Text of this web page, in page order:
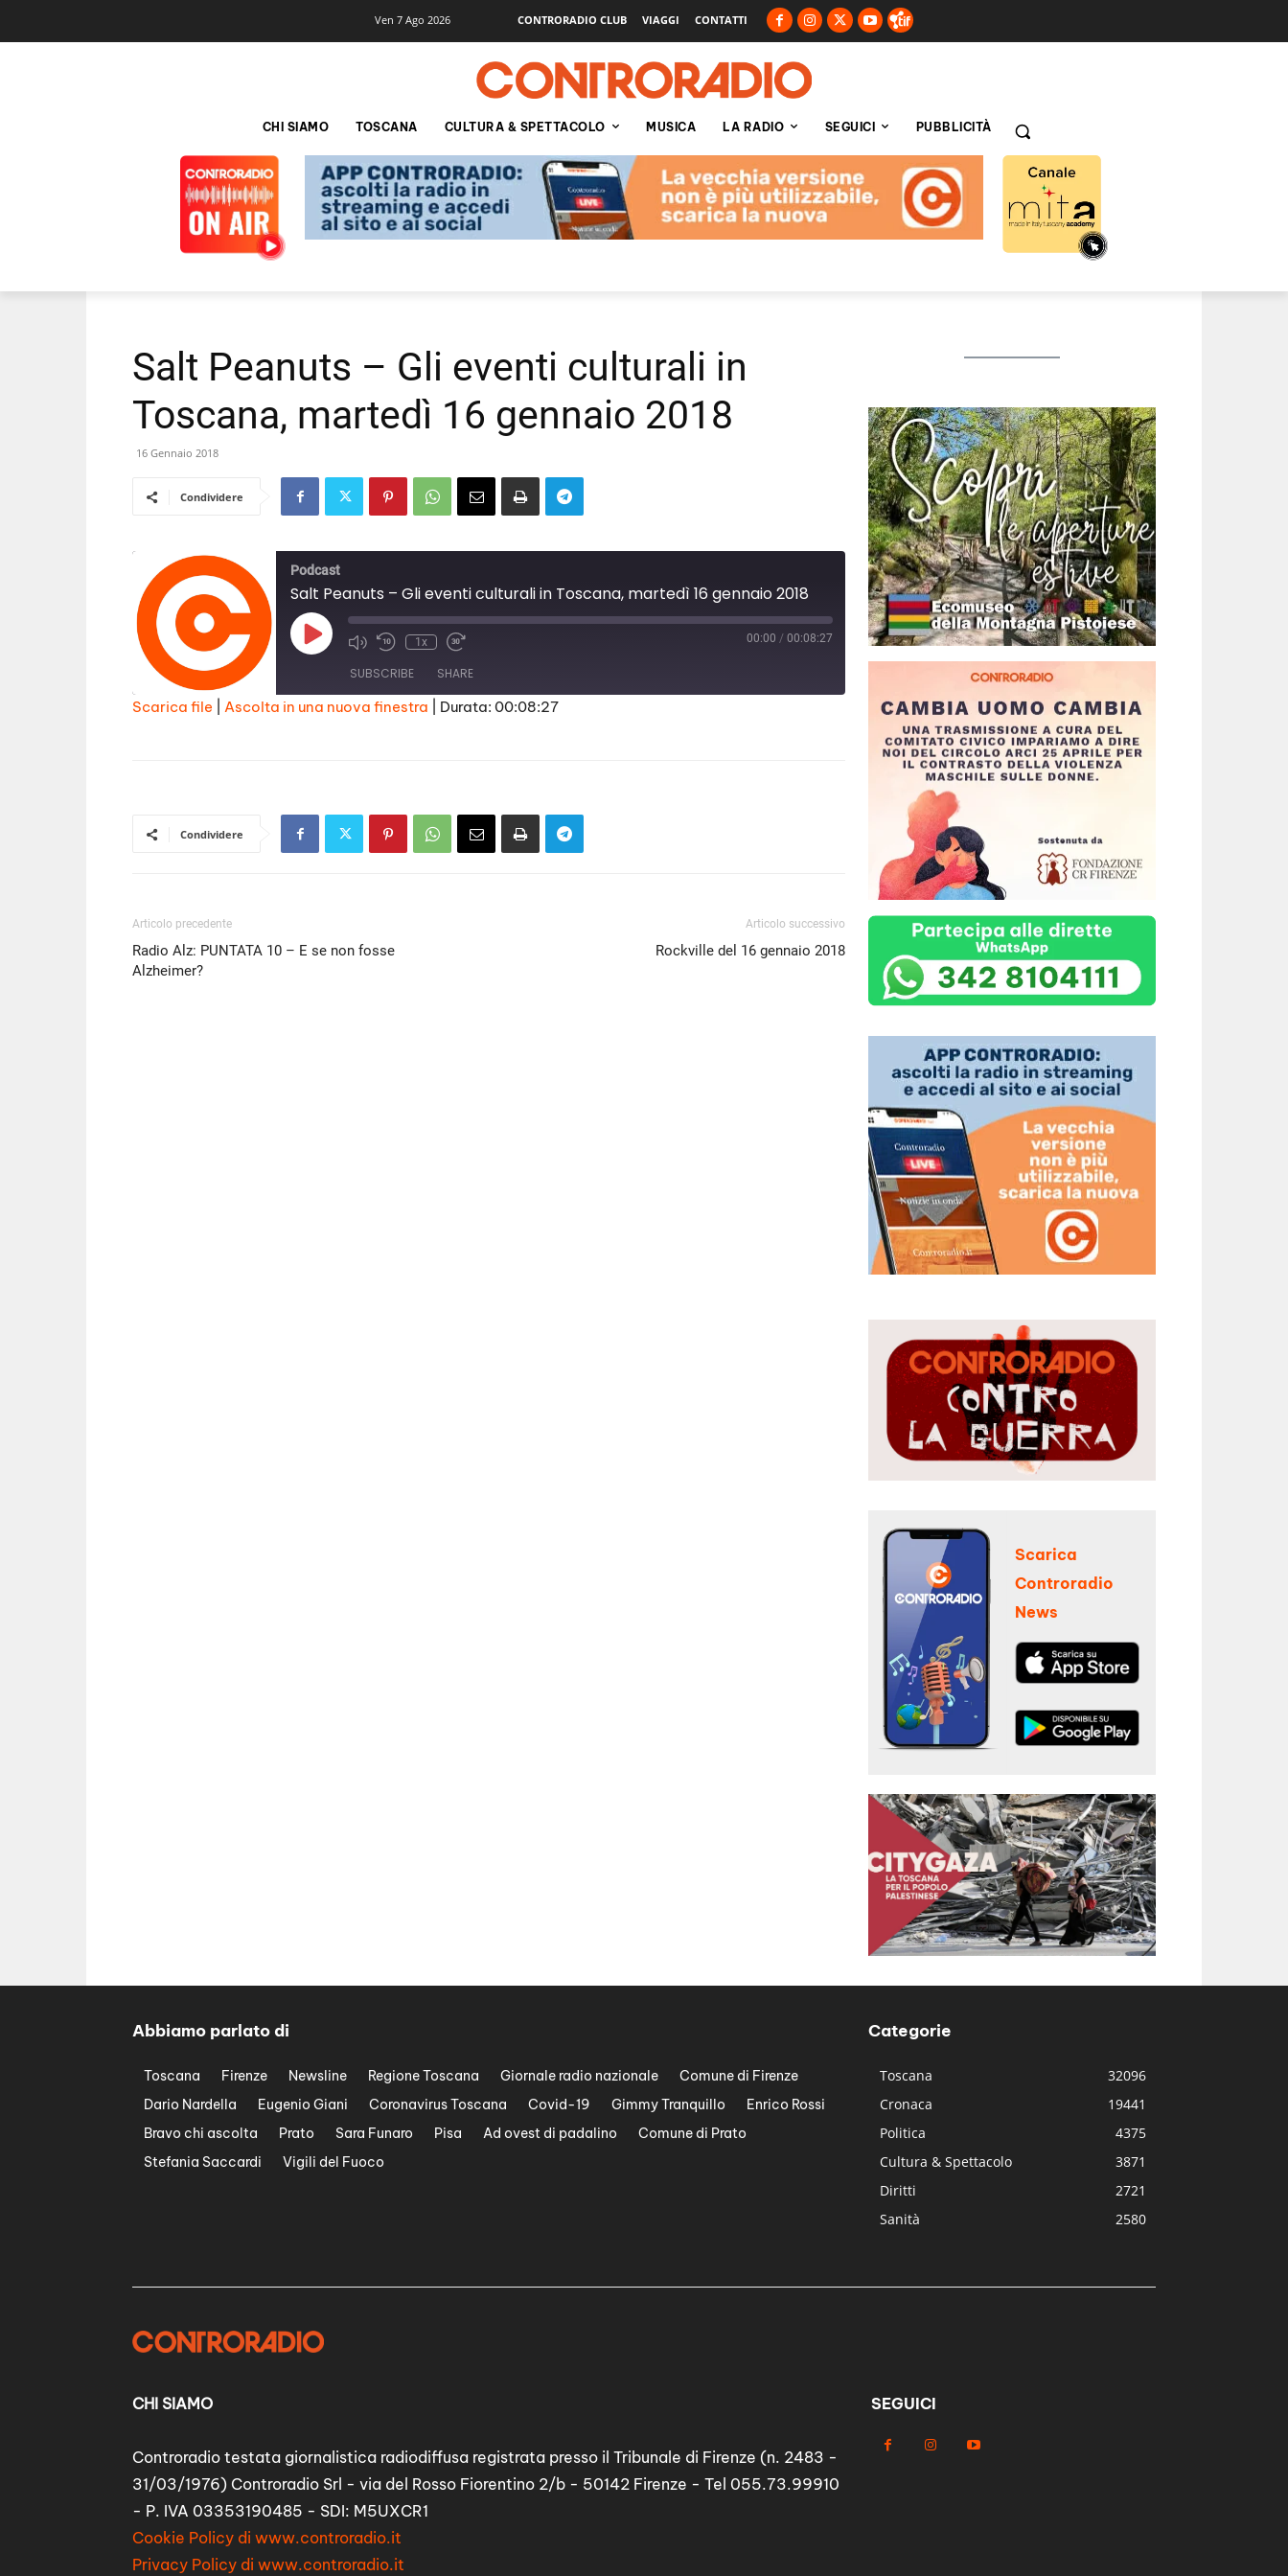
Ven 7 Ago 2026 CONTRORADIO CLUB VIAGGI CONTATTI
CHI SIAMO TOSCANA CULTURA & SPETTACOLO MUSICA LA RADIO SEGUICI PUBBLICITÀ
Salt Peanuts – Gli eventi culturali in
Toscana, martedì 16 gennaio 2018
16 Gennaio 2018
Condividere
Podcast
Salt Peanuts – Gli eventi culturali in Toscana, martedì 16 gennaio 2018
Play
Episode
1x 00:00 / 00:08:27
SUBSCRIBE SHARE
Scarica file Ascolta in una nuova finestra Durata: 00:08:27
Condividere
Articolo precedente
Radio Alz: PUNTATA 10 – E se non fosse
Alzheimer?
Articolo successivo
Rockville del 16 gennaio 2018
Scarica
Controradio
News
Abbiamo parlato di
Toscana Firenze Newsline Regione Toscana Giornale radio nazionale
Comune di Firenze
Dario Nardella
Eugenio Giani Coronavirus Toscana Covid-19 Gimmy Tranquillo
Enrico Rossi
Bravo chi ascolta
Prato Sara Funaro Pisa Ad ovest di padalino
Comune di Prato
Stefania Saccardi
Vigili del Fuoco
Categorie
Toscana
32096
Cronaca
19441
Politica
4375
Cultura & Spettacolo
3871
Diritti
2721
Sanità
2580
CHI SIAMO
Controradio testata giornalistica radiodiffusa registrata presso il Tribunale di Firenze (n. 2483 -
31/03/1976) Controradio Srl - via del Rosso Fiorentino 2/b - 50142 Firenze - Tel 055.73.99910
- P. IVA 03353190485 - SDI: M5UXCR1
Cookie Policy di www.controradio.it
Privacy Policy di www.controradio.it
SEGUICI